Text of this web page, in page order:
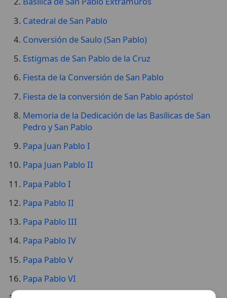
Fiesta de la Conversión de San Pablo
Fiesta de la conversión de San Pablo apóstol
Memoria de la Dedicación de las Basílicas de San
Papa Juan Pablo II
Papa Pablo I
Papa Pablo II
Papa Pablo V
Papa Pablo VI
Primer viaje misionero de Pablo
San Juan Pablo II
San Pablo
🙏 Bienvenido a Wikitólica
Esta enciclopedia es un recurso privado de referencia sin
imprimatur. No sustituye al Catecismo, a la Sagrada
Escritura ni a los documentos oficiales de la Iglesia y está